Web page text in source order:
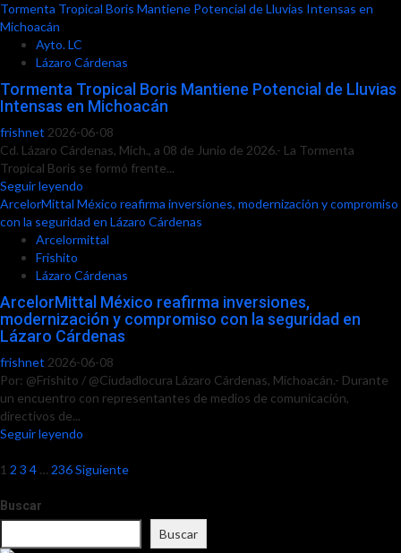
Tormenta Tropical Boris Mantiene Potencial de Lluvias Intensas en
Michoacán
Ayto. LC
Lázaro Cárdenas
Tormenta Tropical Boris Mantiene Potencial de Lluvias
Intensas en Michoacán
frishnet 2026-06-08
Cd. Lázaro Cárdenas, Mich., a 08 de Junio de 2026.- La Tormenta
Tropical Boris se formó frente...
Seguir leyendo
ArcelorMittal México reafirma inversiones, modernización y compromiso
con la seguridad en Lázaro Cárdenas
Arcelormittal
Frishito
Lázaro Cárdenas
ArcelorMittal México reafirma inversiones,
modernización y compromiso con la seguridad en
Lázaro Cárdenas
frishnet 2026-06-08
Por: @Frishito / @Ciudadlocura Lázaro Cárdenas, Michoacán.- Durante
un encuentro con representantes de medios de comunicación,
directivos de...
Seguir leyendo
Paginación
de
1 2 3 4 … 236Siguiente
Buscar
Buscar